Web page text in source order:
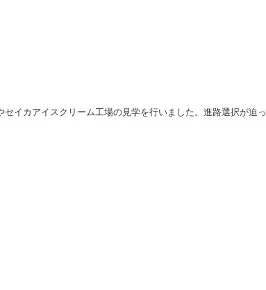
イカアイスクリーム工場の見学を行いました。進路選択が迫っ